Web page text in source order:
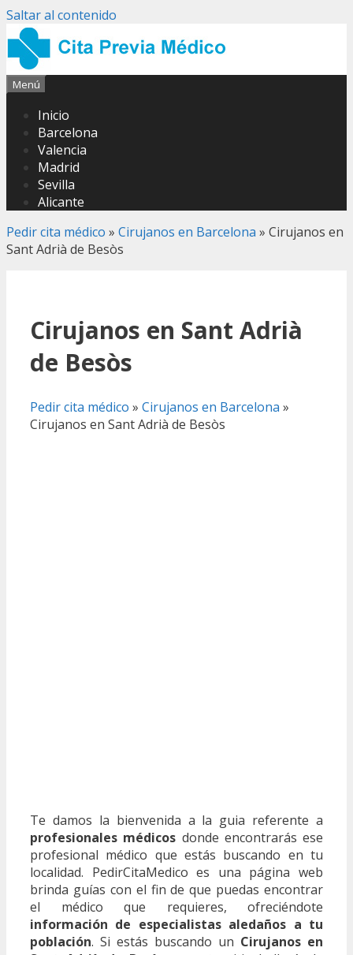
Saltar al contenido
Menú
Inicio
Barcelona
Valencia
Madrid
Sevilla
Alicante
Pedir cita médico » Cirujanos en Barcelona » Cirujanos en
Sant Adrià de Besòs
Cirujanos en Sant Adrià
de Besòs
Pedir cita médico » Cirujanos en Barcelona »
Cirujanos en Sant Adrià de Besòs
Te damos la bienvenida a la guia referente a
profesionales médicos donde encontrarás ese
profesional médico que estás buscando en tu
localidad. PedirCitaMedico es una página web
brinda guías con el fin de que puedas encontrar
el médico que requieres, ofreciéndote
información de especialistas aledaños a tu
población. Si estás buscando un Cirujanos en